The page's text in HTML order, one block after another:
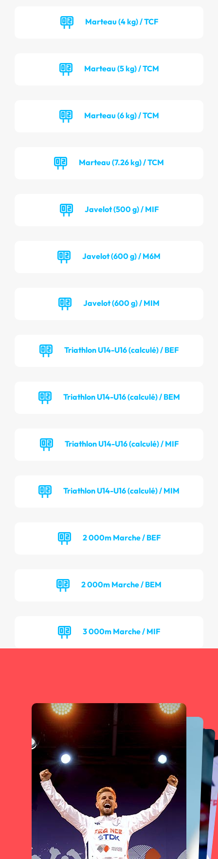
Marteau (4 kg) / TCF
Marteau (5 kg) / TCM
Marteau (6 kg) / TCM
Marteau (7.26 kg) / TCM
Javelot (500 g) / MIF
Javelot (600 g) / M6M
Javelot (600 g) / MIM
Triathlon U14-U16 (calculé) / BEF
Triathlon U14-U16 (calculé) / BEM
Triathlon U14-U16 (calculé) / MIF
Triathlon U14-U16 (calculé) / MIM
2 000m Marche / BEF
2 000m Marche / BEM
3 000m Marche / MIF